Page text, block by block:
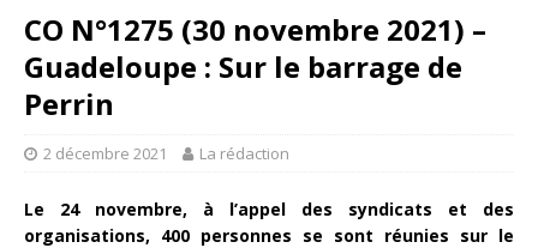
CO N°1275 (30 novembre 2021) –
Guadeloupe : Sur le barrage de
Perrin
2 décembre 2021 La rédaction
Le 24 novembre, à l’appel des syndicats et des
organisations, 400 personnes se sont réunies sur le